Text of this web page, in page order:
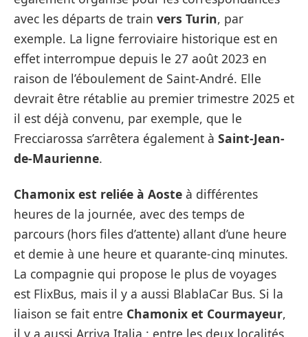
avec les départs de train vers Turin, par
exemple. La ligne ferroviaire historique est en
effet interrompue depuis le 27 août 2023 en
raison de l’éboulement de Saint-André. Elle
devrait être rétablie au premier trimestre 2025 et
il est déjà convenu, par exemple, que le
Frecciarossa s’arrêtera également à Saint-Jean-
de-Maurienne.
Chamonix est reliée à Aoste à différentes
heures de la journée, avec des temps de
parcours (hors files d’attente) allant d’une heure
et demie à une heure et quarante-cinq minutes.
La compagnie qui propose le plus de voyages
est FlixBus, mais il y a aussi BlablaCar Bus. Si la
liaison se fait entre Chamonix et Courmayeur,
il y a aussi Arriva Italia : entre les deux localités,